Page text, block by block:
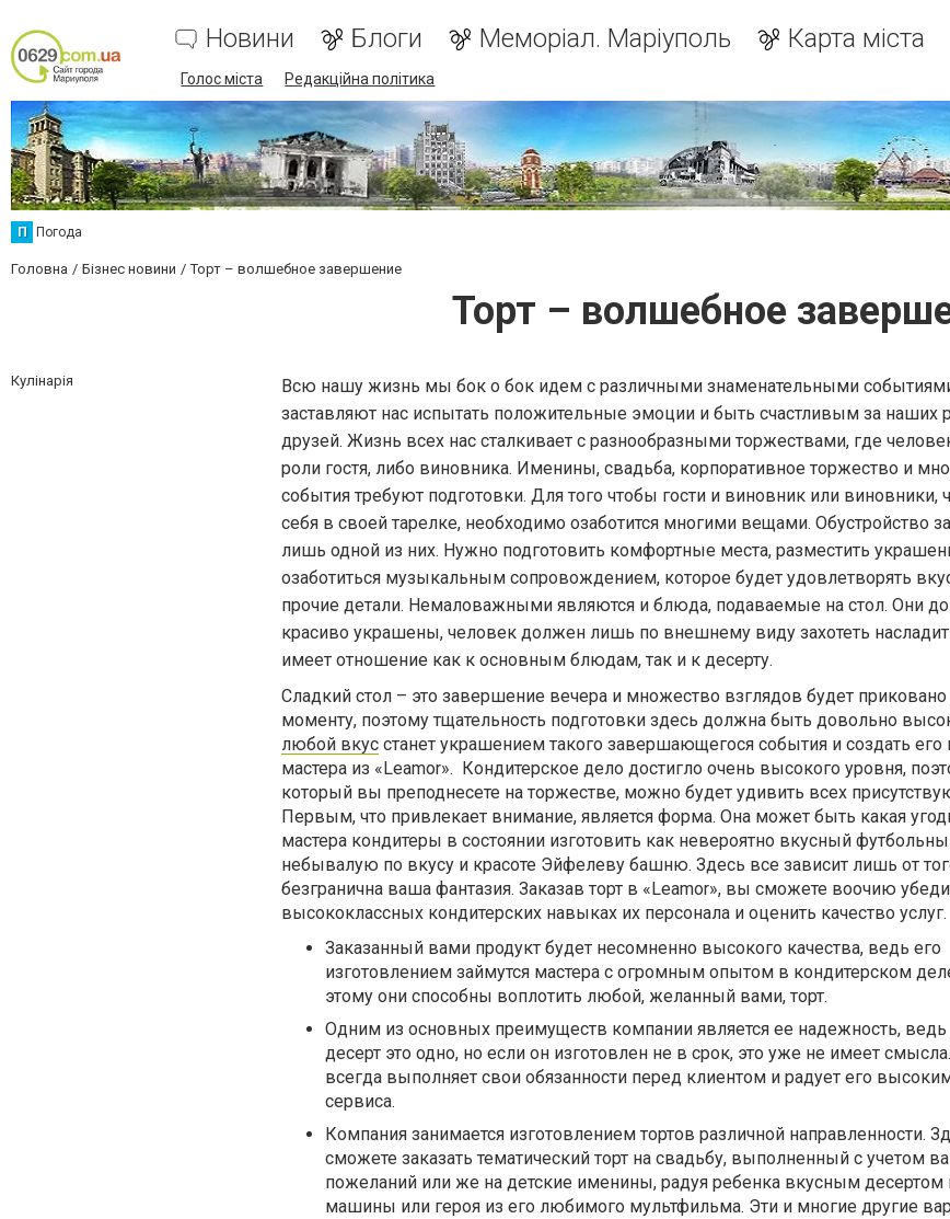
Новини Блоги Меморіал. Маріуполь Карта міста
Голос міста Редакційна політика
П Погода
Головна Бізнес новини Торт – волшебное завершение
Торт – волшебное
Кулінарія
Всю нашу жизнь мы бок о бок идем с различными знаменательными
заставляют нас испытать положительные эмоции и быть счастливым за наших
друзей. Жизнь всех нас сталкивает с разнообразными торжествами, где
роли гостя, либо виновника. Именины, свадьба, корпоративное торжество и
события требуют подготовки. Для того чтобы гости и виновник или виновники,
себя в своей тарелке, необходимо озаботится многими вещами. Обустройство
лишь одной из них. Нужно подготовить комфортные места, разместить
озаботиться музыкальным сопровождением, которое будет удовлетворять
прочие детали. Немаловажными являются и блюда, подаваемые на стол. Они
красиво украшены, человек должен лишь по внешнему виду захотеть
имеет отношение как к основным блюдам, так и к десерту.
Сладкий стол – это завершение вечера и множество взглядов будет приковано
моменту, поэтому тщательность подготовки здесь должна быть довольно
любой вкус станет украшением такого завершающегося события и создать его
мастера из «Leamor». Кондитерское дело достигло очень высокого уровня,
который вы преподнесете на торжестве, можно будет удивить всех
Первым, что привлекает внимание, является форма. Она может быть какая
мастера кондитеры в состоянии изготовить как невероятно вкусный
небывалую по вкусу и красоте Эйфелеву башню. Здесь все зависит лишь от
безгранична ваша фантазия. Заказав торт в «Leamor», вы сможете воочию
высококлассных кондитерских навыках их персонала и оценить качество услуг.
Заказанный вами продукт будет несомненно высокого качества, ведь его
изготовлением займутся мастера с огромным опытом в кондитерском
этому они способны воплотить любой, желанный вами, торт.
Одним из основных преимуществ компании является ее надежность, ведь
десерт это одно, но если он изготовлен не в срок, это уже не имеет
всегда выполняет свои обязанности перед клиентом и радует его
сервиса.
Компания занимается изготовлением тортов различной направленности.
сможете заказать тематический торт на свадьбу, выполненный с учетом
пожеланий или же на детские именины, радуя ребенка вкусным десертом
машины или героя из его любимого мультфильма. Эти и многие другие